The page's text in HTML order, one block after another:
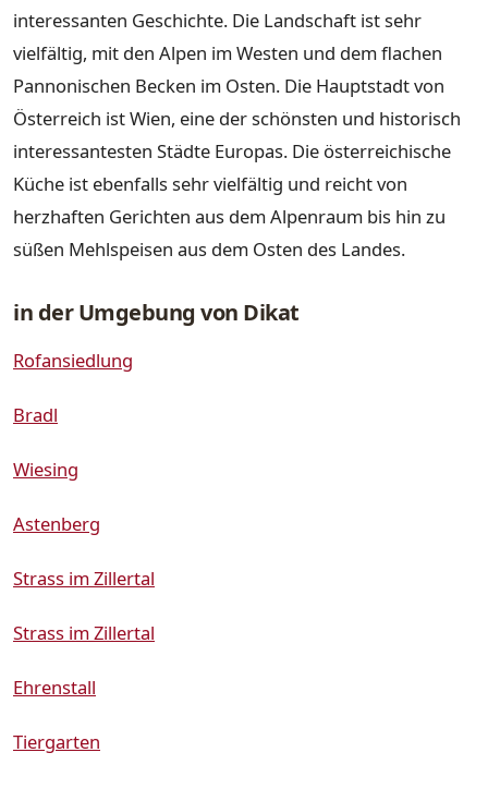
interessanten Geschichte. Die Landschaft ist sehr
vielfältig, mit den Alpen im Westen und dem flachen
Pannonischen Becken im Osten. Die Hauptstadt von
Österreich ist Wien, eine der schönsten und historisch
interessantesten Städte Europas. Die österreichische
Küche ist ebenfalls sehr vielfältig und reicht von
herzhaften Gerichten aus dem Alpenraum bis hin zu
süßen Mehlspeisen aus dem Osten des Landes.
in der Umgebung von Dikat
Rofansiedlung
Bradl
Wiesing
Astenberg
Strass im Zillertal
Strass im Zillertal
Ehrenstall
Tiergarten